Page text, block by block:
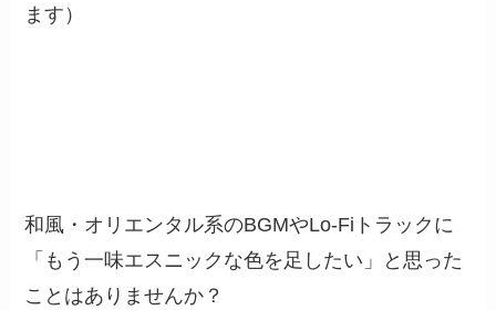
ます）
和風・オリエンタル系のBGMやLo-Fiトラックに
「もう一味エスニックな色を足したい」と思った
ことはありませんか？